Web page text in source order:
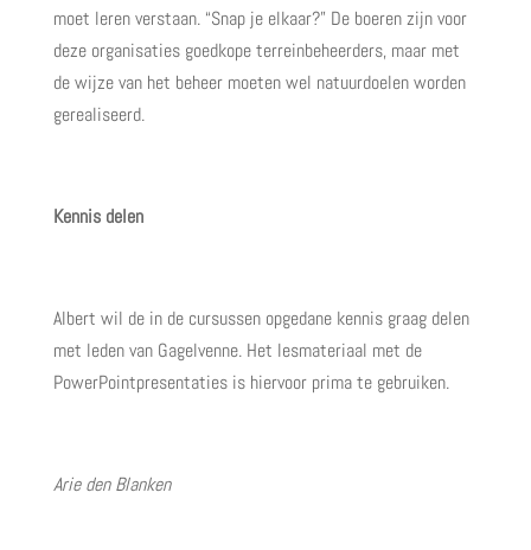
moet leren verstaan. “Snap je elkaar?” De boeren zijn voor
deze organisaties goedkope terreinbeheerders, maar met
de wijze van het beheer moeten wel natuurdoelen worden
gerealiseerd.
Kennis delen
Albert wil de in de cursussen opgedane kennis graag delen
met leden van Gagelvenne. Het lesmateriaal met de
PowerPointpresentaties is hiervoor prima te gebruiken.
Arie den Blanken